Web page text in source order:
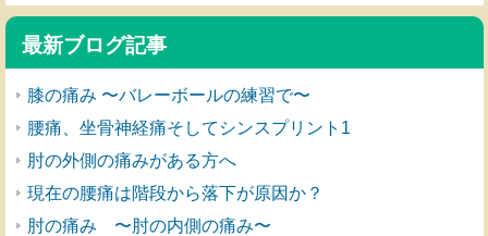
最新ブログ記事
膝の痛み 〜バレーボールの練習で〜
腰痛、坐骨神経痛そしてシンスプリント1
肘の外側の痛みがある方へ
現在の腰痛は階段から落下が原因か？
肘の痛み 〜肘の内側の痛み〜